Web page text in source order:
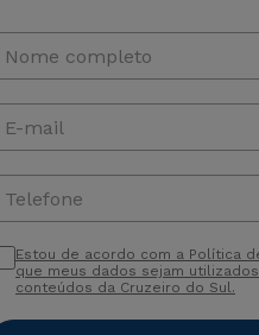
Nome completo
E-mail
Telefone
Estou de acordo com a Política
que meus dados sejam
conteúdos da Cruzeiro do Sul.